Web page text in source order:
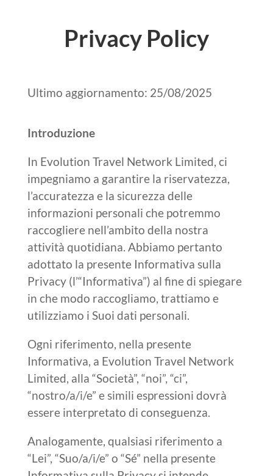
Privacy Policy
Ultimo aggiornamento: 25/08/2025
Introduzione
In Evolution Travel Network Limited, ci
impegniamo a garantire la riservatezza,
l’accuratezza e la sicurezza delle
informazioni personali che potremmo
raccogliere nell’ambito della nostra
attività quotidiana. Abbiamo pertanto
adottato la presente Informativa sulla
Privacy (l’“Informativa”) al fine di spiegare
in che modo raccogliamo, trattiamo e
utilizziamo i Suoi dati personali.
Ogni riferimento, nella presente
Informativa, a Evolution Travel Network
Limited, alla “Società”, “noi”, “ci”,
“nostro/a/i/e” e simili espressioni dovrà
essere interpretato di conseguenza.
Analogamente, qualsiasi riferimento a
“Lei”, “Suo/a/i/e” o “Sé” nella presente